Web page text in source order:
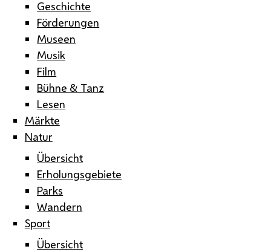
Geschichte
Förderungen
Museen
Musik
Film
Bühne & Tanz
Lesen
Märkte
Natur
Übersicht
Erholungsgebiete
Parks
Wandern
Sport
Übersicht